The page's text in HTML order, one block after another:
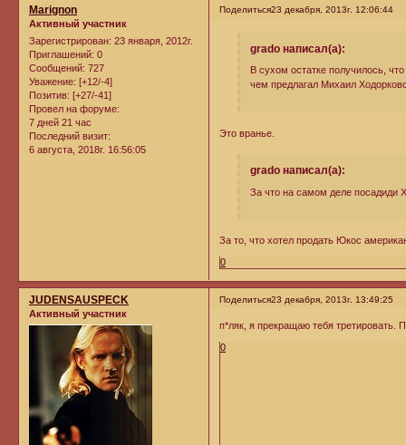
Поделиться23 декабря, 2013г. 12:06:44
Marignon
Активный участник
Зарегистрирован: 23 января, 2012г.
Приглашений: 0
Сообщений: 727
Уважение: [+12/-4]
Позитив: [+27/-41]
Провел на форуме:
7 дней 21 час
Последний визит:
6 августа, 2018г. 16:56:05
grado написал(а):
В сухом остатке получилось,
чем предлагал Михаил
Это вранье.
grado написал(а):
За что на самом деле посадиди
За то, что хотел продать Юкос
0
Поделиться23 декабря, 2013г. 13:49:25
JUDENSAUSPECK
Активный участник
п*ляк, я прекращаю тебя третировать.
0